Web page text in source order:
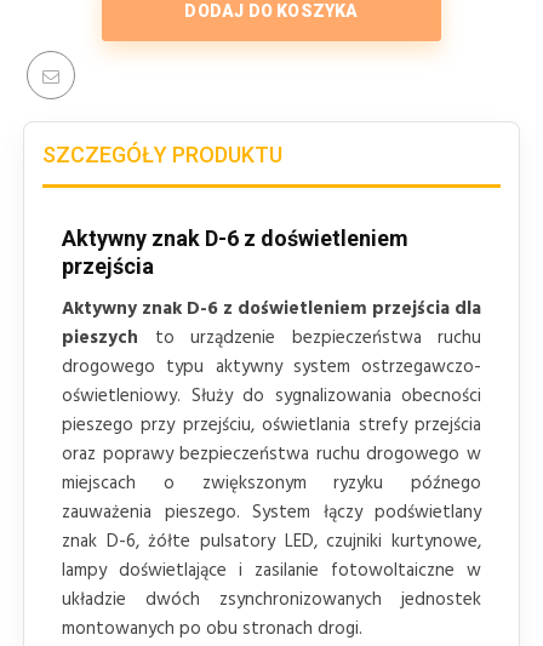
DODAJ DO KOSZYKA
SZCZEGÓŁY PRODUKTU
Aktywny znak D-6 z doświetleniem
przejścia
Aktywny znak D-6 z doświetleniem przejścia dla
pieszych to urządzenie bezpieczeństwa ruchu
drogowego typu aktywny system ostrzegawczo-
oświetleniowy. Służy do sygnalizowania obecności
pieszego przy przejściu, oświetlania strefy przejścia
oraz poprawy bezpieczeństwa ruchu drogowego w
miejscach o zwiększonym ryzyku późnego
zauważenia pieszego. System łączy podświetlany
znak D-6, żółte pulsatory LED, czujniki kurtynowe,
lampy doświetlające i zasilanie fotowoltaiczne w
układzie dwóch zsynchronizowanych jednostek
montowanych po obu stronach drogi.